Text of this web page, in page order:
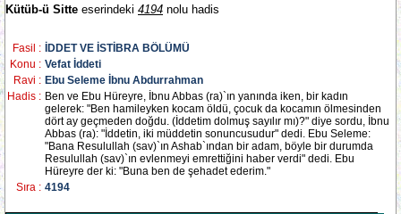
Kütüb-ü Sitte eserindeki 4194 nolu hadis
Fasil :
İDDET VE İSTİBRA BÖLÜMÜ
Konu : Vefat İddeti
Ravi : Ebu Seleme İbnu Abdurrahman
Hadis : Ben ve Ebu Hüreyre, İbnu Abbas (ra)`ın yanında iken, bir kadın
gelerek: "Ben hamileyken kocam öldü, çocuk da kocamın ölmesinden
dört ay geçmeden doğdu. (İddetim dolmuş sayılır mı)?" diye sordu, İbnu
Abbas (ra): "İddetin, iki müddetin sonuncusudur" dedi. Ebu Seleme:
"Bana Resulullah (sav)`ın Ashab`ından bir adam, böyle bir durumda
Resulullah (sav)`ın evlenmeyi emrettiğini haber verdi" dedi. Ebu
Hüreyre der ki: "Buna ben de şehadet ederim."
Sıra : 4194